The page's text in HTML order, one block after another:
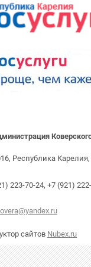
Республика
223-70-24, +7 (921)
сайтов Nubex.ru